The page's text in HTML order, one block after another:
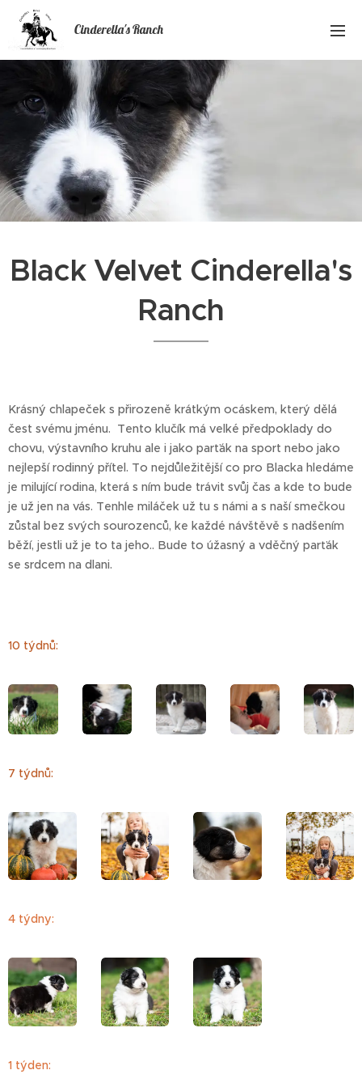
Cinderella's Ranch
Black Velvet Cinderella's
Ranch
Krásný chlapeček s přirozeně krátkým ocáskem, který dělá
čest svému jménu. Tento klučík má velké předpoklady do
chovu, výstavního kruhu ale i jako parťák na sport nebo jako
nejlepší rodinný přítel. To nejdůležitější co pro Blacka hledáme
je milující rodina, která s ním bude trávit svůj čas a kde to bude
je už jen na vás. Tenhle miláček už tu s námi a s naší smečkou
zůstal bez svých sourozenců, ke každé návštěvě s nadšením
běží, jestli už je to ta jeho.. Bude to úžasný a vděčný parťák
se srdcem na dlani.
10 týdnů:
7 týdnů:
4 týdny:
1 týden: